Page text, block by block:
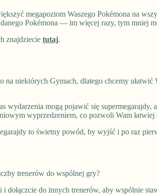
megapoziom Waszego Pokémona na
Pokémona — im więcej razy, tym mniej
znajdziecie tutaj.
na niektórych Gymach, dlatego chcemy
mogą pojawić się supermegarajdy,
wyprzedzeniem, co pozwoli Wam łatwiej
to świetny powód, by wyjść i po raz
trenerów do wspólnej gry?
dołączcie do innych trenerów, aby wspólnie